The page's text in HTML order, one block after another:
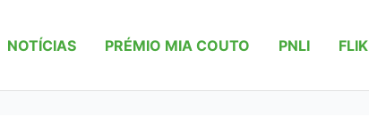
NOTÍCIAS PRÉMIO MIA COUTO PNLI FLIK